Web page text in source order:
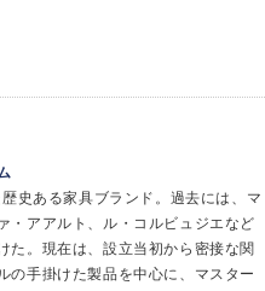
史ある家具ブランド。過去には、マ
・アアルト、ル・コルビュジエなど
た。現在は、設立当初から密接な関
の手掛けた製品を中心に、マスター